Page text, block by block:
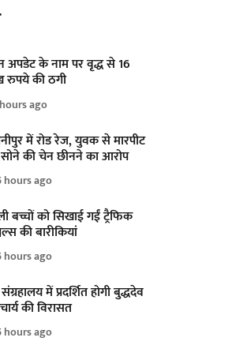
अपडेट के नाम पर वृद्ध से 16
रुपये की ठगी
ago
में रोड रेज, युवक से मारपीट
की चेन छीनने का आरोप
hours ago
बच्चों को सिखाई गईं ट्रैफिक
की बारीकियां
hours ago
में प्रदर्शित होगी बुद्धदेव
की विरासत
hours ago